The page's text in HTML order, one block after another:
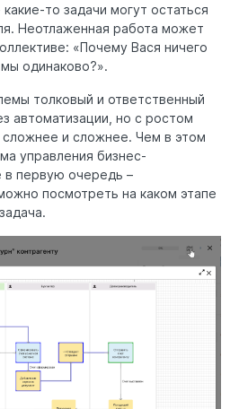
то задачи могут остаться
Неотлаженная работа может
«Почему Вася ничего
одинаково?».
толковый и ответственный
автоматизации, но с ростом
сложнее и сложнее. Чем в этом
управления бизнес-
первую очередь –
посмотреть на каком этапе